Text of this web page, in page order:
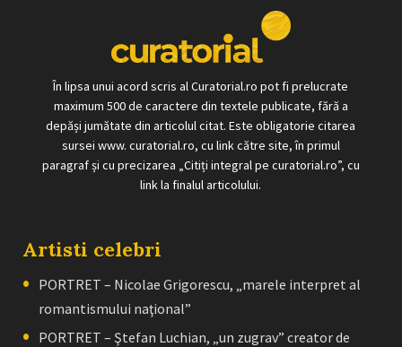
În lipsa unui acord scris al Curatorial.ro pot fi prelucrate
maximum 500 de caractere din textele publicate, fără a
depăși jumătate din articolul citat. Este obligatorie citarea
sursei www. curatorial.ro, cu link către site, în primul
paragraf și cu precizarea „Citiți integral pe curatorial.ro”, cu
link la finalul articolului.
Artisti celebri
PORTRET – Nicolae Grigorescu, „marele interpret al
romantismului naţional”
PORTRET – Ştefan Luchian, „un zugrav” creator de